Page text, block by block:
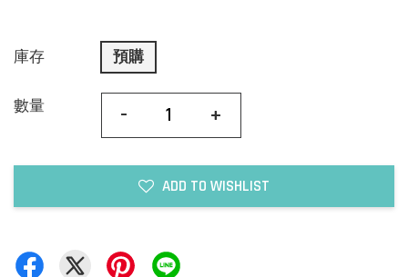
庫存 預購
數量 - +
ADD TO WISHLIST